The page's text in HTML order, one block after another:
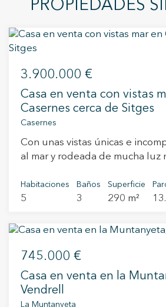
PROPIEDADES
3.900.000 €
Casa en venta con vistas
Casernes cerca de Sitges
Casernes
Con unas vistas únicas e
al mar y rodeada de mucha luz
casa bi-centenaria reformada
mucho gusto. Se trata de una
En la planta principal o planta
200 m² que incluye un
También se encuentran en la
salón comedor con vistas
Habitaciones
5
Baños
3
Superficie
290 m²
745.000 €
Casa en venta en la
Vendrell
La Muntanyeta